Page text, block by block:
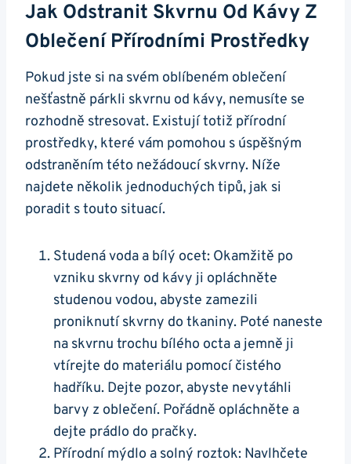
Jak Odstranit Skvrnu Od Kávy Z
Oblečení Přírodními ⁣prostředky
Pokud ​jste⁢ si na svém ‌oblíbeném oblečení
nešťastně párkli skvrnu od ​kávy, nemusíte se
rozhodně stresovat. Existují totiž ‍přírodní‌
prostředky, které vám pomohou s úspěšným
odstraněním této nežádoucí ​skvrny.⁢ Níže
najdete ‍několik⁤ jednoduchých tipů, jak si
poradit s touto situací.
Studená voda a bílý ocet:‌ Okamžitě po
‍vzniku skvrny od kávy ji opláchněte⁢
studenou vodou, abyste zamezili
proniknutí skvrny⁢ do tkaniny.⁤ Poté naneste
na‌ skvrnu trochu bílého octa a jemně‌ ji
vtírejte do materiálu pomocí čistého
hadříku. Dejte pozor, ​abyste nevytáhli
barvy ​z​ oblečení. ​Pořádně opláchněte a
dejte prádlo ​do​ pračky.
Přírodní mýdlo a solný roztok: Navlhčete